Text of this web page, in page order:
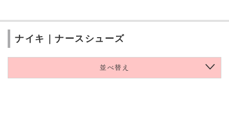
ナイキ｜ナースシューズ
並べ替え